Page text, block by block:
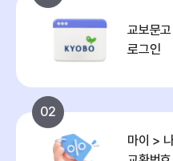
교보문
로그인
02
마이 >